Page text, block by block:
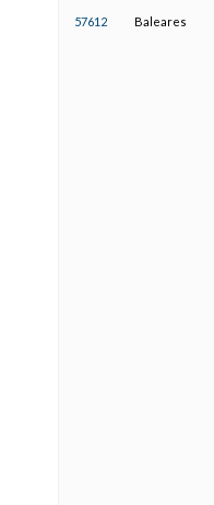
57612 Baleares